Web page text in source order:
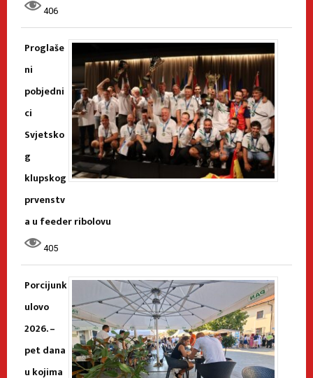
406
Proglaše
ni
pobjedni
ci
Svjetsko
g
klupskog
prvenstv
a u feeder ribolovu
405
Porcijunk
ulovo
2026. –
pet dana
u kojima